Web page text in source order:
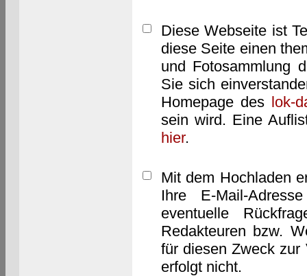
Diese Webseite ist
diese Seite einen
und Fotosammlung
Sie sich
Homepage des lok-
sein wird. Eine
hier.
Mit dem Hochladen
Ihre E-Mail-
eventuelle
Redakteuren bzw.
für diesen Zweck zur
erfolgt nicht.